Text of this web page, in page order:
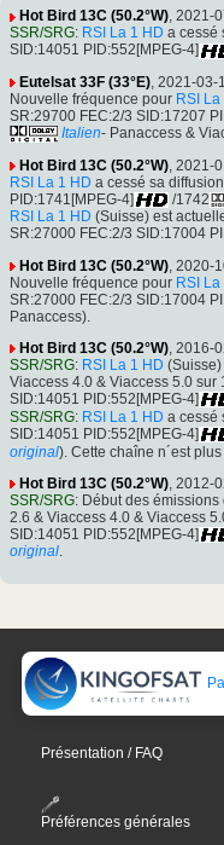
Hot Bird 13C (50.2°W), 2021-
SSR/SRG: RSI La 1 HD a cessé
SID:14051 PID:552[MPEG-4]
Eutelsat 33F (33°E), 2021-03-
Nouvelle fréquence pour RSI La
SR:29700 FEC:2/3 SID:17207
Italien- Panaccess &
Hot Bird 13C (50.2°W), 2021-
RSI La 1 HD a cessé sa
PID:1741[MPEG-4]
/1742
RSI La 1 HD (Suisse) est
SR:27000 FEC:2/3 SID:17004
Hot Bird 13C (50.2°W) , 2020-
Nouvelle fréquence pour RSI La
SR:27000 FEC:2/3 SID:17004
Panaccess).
Hot Bird 13C (50.2°W), 2016-
SSR/SRG: RSI La 1 HD
Viaccess 4.0 & Viaccess 5.0 sur
SID:14051 PID:552[MPEG-4]
SSR/SRG: RSI La 1 HD a cessé
SID:14051 PID:552[MPEG-4]
original). Cette chaîne n´est
Hot Bird 13C (50.2°W) , 2012-
SSR/SRG: Début des émissions
2.6 & Viaccess 4.0 & Viaccess
SID:14051 PID:552[MPEG-4]
original.
Présentation / FAQ
Préférences générales